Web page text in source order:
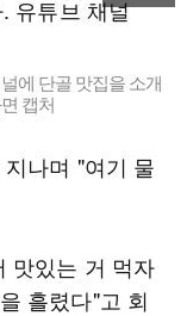
에 단골 맛집을 소개
캡처
나며 "여기 물
맛있는 거 먹자
흘렸다"고 회